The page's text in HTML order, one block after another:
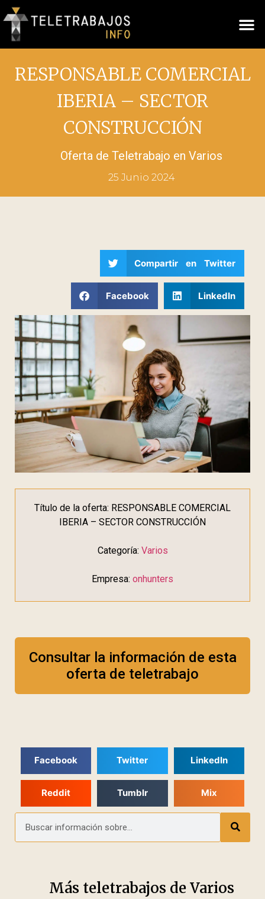
RESPONSABLE COMERCIAL
IBERIA – SECTOR
CONSTRUCCIÓN
Oferta de Teletrabajo en Varios
25 Junio 2024
Compartir en Twitter
Facebook LinkedIn
Título de la oferta: RESPONSABLE COMERCIAL
IBERIA – SECTOR CONSTRUCCIÓN
Categoría: Varios
Empresa: onhunters
Consultar la información de esta
oferta de teletrabajo
Facebook Twitter LinkedIn
Reddit Tumblr Mix
Más teletrabajos deVarios